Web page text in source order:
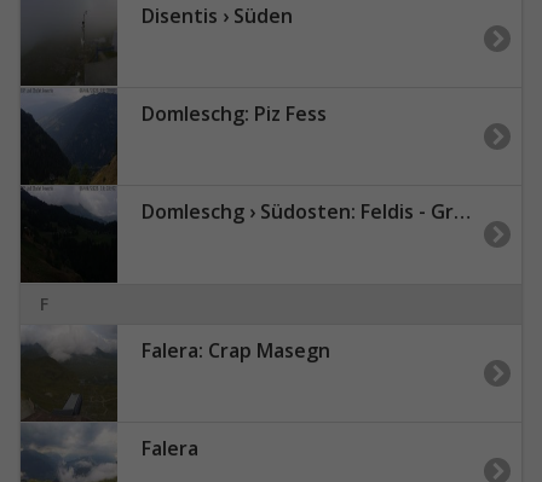
Disentis › Süden
Domleschg: Piz Fess
Domleschg › Südosten: Feldis - Graubünden, Schweiz: Casealas/Fulberg
F
Falera: Crap Masegn
Falera